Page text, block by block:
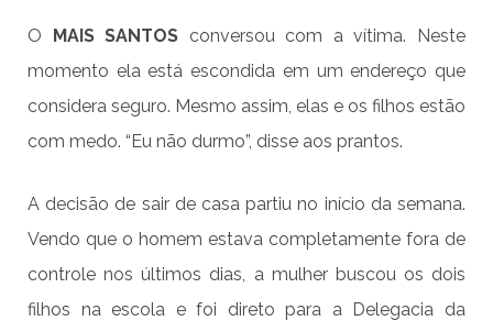
O MAIS SANTOS conversou com a vítima. Neste
momento ela está escondida em um endereço que
considera seguro. Mesmo assim, elas e os filhos estão
com medo. “Eu não durmo”, disse aos prantos.
A decisão de sair de casa partiu no início da semana.
Vendo que o homem estava completamente fora de
controle nos últimos dias, a mulher buscou os dois
filhos na escola e foi direto para a Delegacia da